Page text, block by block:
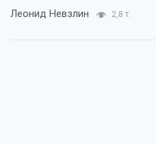
Леонид Невзлин 2,8 т.